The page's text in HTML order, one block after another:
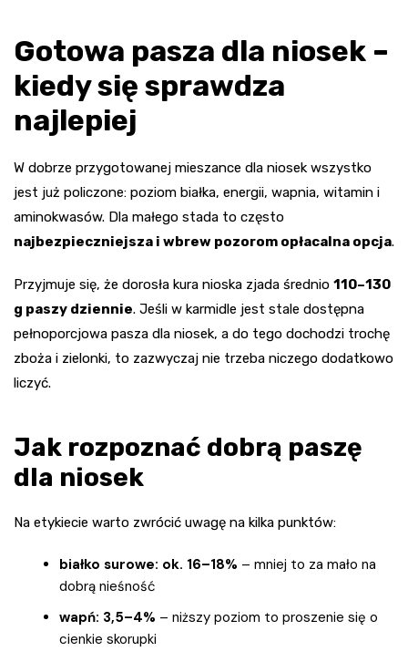
Gotowa pasza dla niosek –
kiedy się sprawdza
najlepiej
W dobrze przygotowanej mieszance dla niosek wszystko
jest już policzone: poziom białka, energii, wapnia, witamin i
aminokwasów. Dla małego stada to często
najbezpieczniejsza i wbrew pozorom opłacalna opcja.
Przyjmuje się, że dorosła kura nioska zjada średnio 110–130
g paszy dziennie. Jeśli w karmidle jest stale dostępna
pełnoporcjowa pasza dla niosek, a do tego dochodzi trochę
zboża i zielonki, to zazwyczaj nie trzeba niczego dodatkowo
liczyć.
Jak rozpoznać dobrą paszę
dla niosek
Na etykiecie warto zwrócić uwagę na kilka punktów:
białko surowe: ok. 16–18% – mniej to za mało na
dobrą nieśność
wapń: 3,5–4% – niższy poziom to proszenie się o
cienkie skorupki